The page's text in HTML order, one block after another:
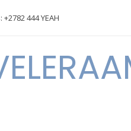
+2782 444 YEAH